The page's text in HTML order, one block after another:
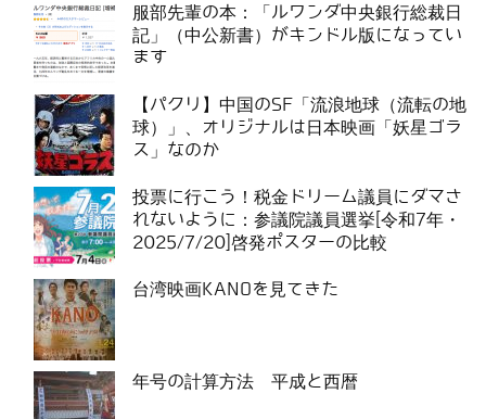
服部先輩の本：「ルワンダ中央銀行総裁日
記」（中公新書）がキンドル版になってい
ます
【パクリ】中国のSF「流浪地球（流転の地
球）」、オリジナルは日本映画「妖星ゴラ
ス」なのか
投票に行こう！税金ドリーム議員にダマさ
れないように：参議院議員選挙[令和7年・
2025/7/20]啓発ポスターの比較
台湾映画KANOを見てきた
年号の計算方法 平成と西暦